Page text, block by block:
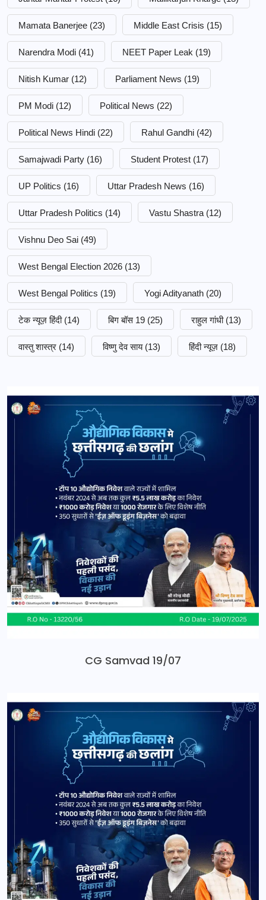
Mamata Banerjee (23) Middle East Crisis (15)
Narendra Modi (41) NEET Paper Leak (19)
Nitish Kumar (12) Parliament News (19)
PM Modi (12) Political News (22)
Political News Hindi (22) Rahul Gandhi (42)
Samajwadi Party (16) Student Protest (17)
UP Politics (16) Uttar Pradesh News (16)
Uttar Pradesh Politics (14) Vastu Shastra (12)
Vishnu Deo Sai (49)
West Bengal Election 2026 (13)
West Bengal Politics (19) Yogi Adityanath (20)
टेक न्यूज़ हिंदी (14) बिग बॉस 19 (25) राहुल गांधी (13)
वास्तु शास्त्र (14) विष्णु देव साय (13) हिंदी न्यूज़ (18)
CG Samvad 19/07